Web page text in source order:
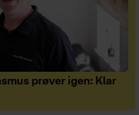
prøver igen: Klar